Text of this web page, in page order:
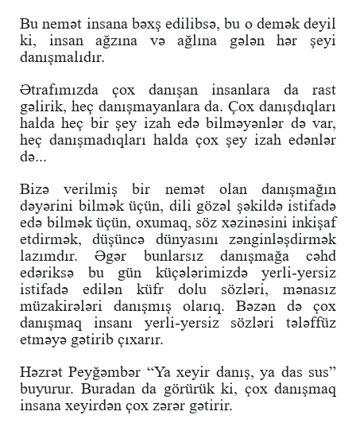
Bu nemət insana bəxş edilibsə, bu o demək deyil
ki, insan ağzına və ağlına gələn hər şeyi
danışmalıdır.
Ətrafımızda çox danışan insanlara da rast
gəlirik, heç danışmayanlara da. Çox danışdıqları
halda heç bir şey izah edə bilməyənlər də var,
heç danışmadıqları halda çox şey izah edənlər
də...
Bizə verilmiş bir nemət olan danışmağın
dəyərini bilmək üçün, dili gözəl şəkildə istifadə
edə bilmək üçün, oxumaq, söz xəzinəsini inkişaf
etdirmək, düşüncə dünyasını zənginləşdirmək
lazımdır. Əgər bunlarsız danışmağa cəhd
edəriksə bu gün küçələrimizdə yerli-yersiz
istifadə edilən küfr dolu sözləri, mənasız
müzakirələri danışmış olarıq. Bəzən də çox
danışmaq insanı yerli-yersiz sözləri tələffüz
etməyə gətirib çıxarır.
Həzrət Peyğəmbər “Ya xeyir danış, ya das sus”
buyurur. Buradan da görürük ki, çox danışmaq
insana xeyirdən çox zərər gətirir.